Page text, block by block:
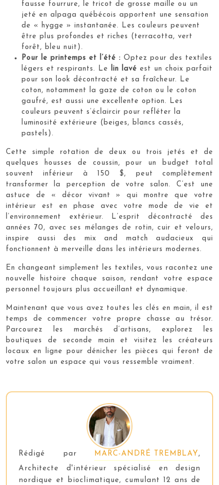
fausse fourrure, le tricot de grosse maille ou un
jeté en alpaga québécois apportent une sensation
de « hygge » instantanée. Les couleurs peuvent
être plus profondes et riches (terracotta, vert
forêt, bleu nuit).
Pour le printemps et l’été : Optez pour des textiles
légers et respirants. Le
lin lavé est un choix parfait
pour son look décontracté et sa fraîcheur. Le
coton, notamment la gaze de coton ou le coton
gaufré, est aussi une excellente option. Les
couleurs peuvent s’éclaircir pour refléter la
luminosité extérieure (beiges, blancs cassés,
pastels).
Cette simple rotation de deux ou trois jetés et de
quelques housses de coussin, pour un budget total
souvent inférieur à 150 $, peut complètement
transformer la perception de votre salon. C’est une
astuce de « décor vivant » qui montre que votre
intérieur est en phase avec votre mode de vie et
l’environnement extérieur. L’esprit décontracté des
années 70, avec ses mélanges de rotin, cuir et velours,
inspire aussi des mix and match audacieux qui
fonctionnent à merveille dans les intérieurs modernes.
En changeant simplement les textiles, vous racontez une
nouvelle histoire chaque saison, rendant votre espace
personnel toujours plus accueillant et dynamique.
Maintenant que vous avez toutes les clés en main, il est
temps de commencer votre propre chasse au trésor.
Parcourez les marchés d’artisans, explorez les
boutiques de seconde main et visitez les créateurs
locaux en ligne pour dénicher les pièces qui feront de
votre salon un espace qui vous ressemble vraiment.
Rédigé par MARC-ANDRÉ TREMBLAY ,
Architecte d'intérieur spécialisé en design
nordique et bioclimatique, cumulant 12 ans de